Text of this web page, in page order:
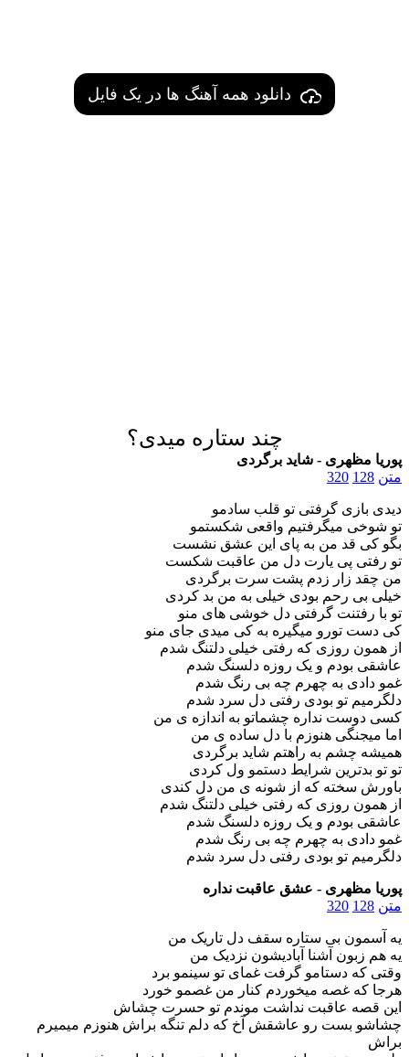
دانلود همه آهنگ ها در یک فایل
چند ستاره میدی؟
پوریا مظهری - شاید برگردی
متن 128
320
دیدی بازی گرفتی تو قلب سادمو
تو شوخی میگرفتیم واقعی شکستمو
بگو کی قد من به پای این عشق نشست
تو رفتی پی یارت دل من عاقبت شکست
من چقد زار زدم پشت سرت برگردی
خیلی بی رحم بودی خیلی به من بد کردی
تو با رفتنت گرفتی دل خوشی های منو
کی دست تورو میگیره به کی میدی جای منو
از همون روزی که رفتی خیلی دلتنگ شدم
عاشقی بودم و یک روزه دلسنگ شدم
غمو دادی به چهرم چه بی رنگ شدم
دلگرمیم تو بودی رفتی دل سرد شدم
کسی دوست نداره چشماتو به اندازه ی من
اما میجنگی هنوزم با دل ساده ی من
همیشه چشم به راهتم شاید برگردی
تو تو بدترین شرایط دستمو ول کردی
باورش سخته که از شونه ی من دل کندی
از همون روزی که رفتی خیلی دلتنگ شدم
عاشقی بودم و یک روزه دلسنگ شدم
غمو دادی به چهرم چه بی رنگ شدم
دلگرمیم تو بودی رفتی دل سرد شدم
پوریا مظهری - عشق عاقبت نداره
متن 128
320
یه آسمون بی ستاره سقف دل تاریک من
یه هم زبون آشنا آبادیشون نزدیک من
وقتی که دستامو گرفت غمای تو سینمو برد
هرجا که غصه میخوردم کنار من غصمو خورد
این قصه عاقبت نداشت موندم تو حسرت چشاش
چشاشو بست رو عاشقش آخ که دلم تنگه براش هنوزم میمیرم
براش